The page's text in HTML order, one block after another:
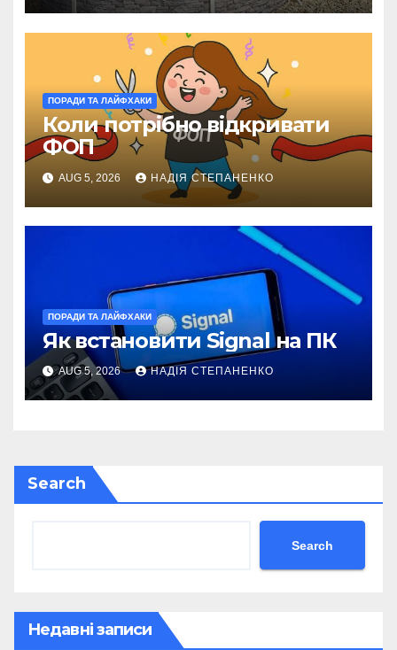
ПОРАДИ ТА ЛАЙФХАКИ
Коли потрібно відкривати
ФОП
AUG 5, 2026 НАДІЯ СТЕПАНЕНКО
ПОРАДИ ТА ЛАЙФХАКИ
Як встановити Signal на ПК
AUG 5, 2026 НАДІЯ СТЕПАНЕНКО
Search
Search
Недавні записи